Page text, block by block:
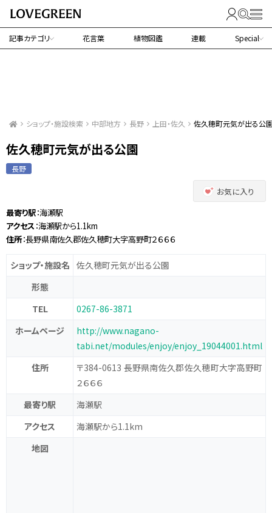
記事カテゴリ 花言葉 植物図鑑 連載 Special
ショップ・施設検索 中部地方 長野 上田・佐久 佐久穂町元気が出る公
佐久穂町元気が出る公園
長野
お気に入り
最寄り駅：海瀬駅
アクセス ：海瀬駅から1.1km
住所：長野県南佐久郡佐久穂町大字高野町２６６６
ショップ・施設名 佐久穂町元気が出る公園
形態
TEL
0267-86-3871
ホームページ
http://www.nagano-
tabi.net/modules/enjoy/enjoy_19044001.html
住所
〒384-0613 長野県南佐久郡佐久穂町大字高野町
２６６６
最寄り駅
海瀬駅
アクセス
海瀬駅から1.1km
地図